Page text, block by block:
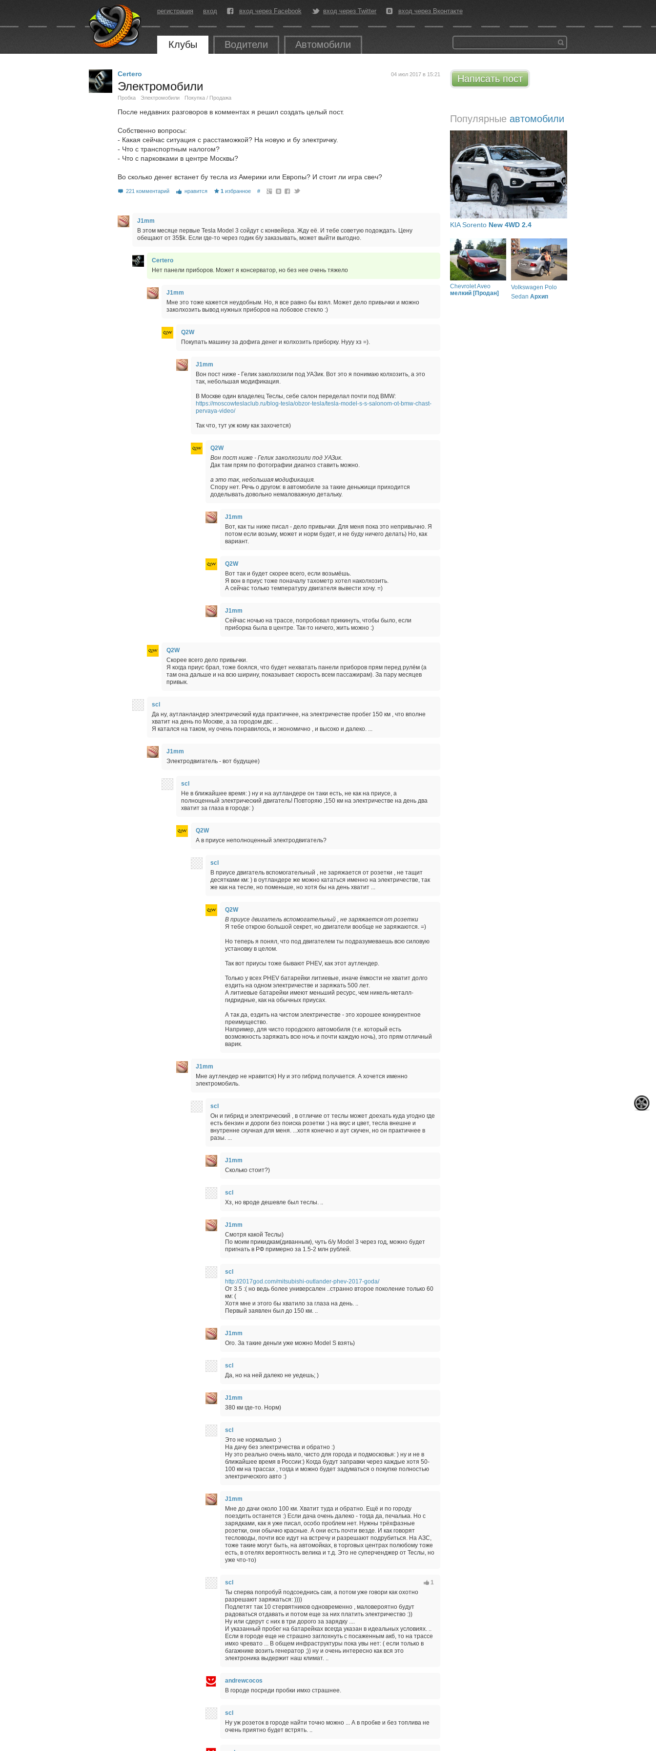
регистрация вход вход через Facebook вход через Twitter вход через Вконтакте
Клубы Водители Автомобили
Написать пост
Популярные автомобили
KIA Sorento New 4WD 2.4
Chevrolet Aveo
мелкий [Продан]
Volkswagen Polo
Sedan Архип
04 июл 2017 в 15:21
Certero
Электромобили
Пробка Электромобили Покупка / Продажа
После недавних разговоров в комментах я решил создать целый пост.
Собственно вопросы:
- Какая сейчас ситуация с расстаможкой? На новую и бу электричку.
- Что с транспортным налогом?
- Что с парковками в центре Москвы?
Во сколько денег встанет бу тесла из Америки или Европы? И стоит ли игра свеч?
221 комментарий нравится 1 избранное #
J1mm
В этом месяце первые Tesla Model 3 сойдут с конвейера. Жду её. И тебе советую подождать. Цену
обещают от 35$k. Если где-то через годик б/у заказывать, может выйти выгодно.
Certero
Нет панели приборов. Может я консерватор, но без нее очень тяжело
J1mm
Мне это тоже кажется неудобным. Но, я все равно бы взял. Может дело привычки и можно
заколхозить вывод нужных приборов на лобовое стекло :)
Q2W
Покупать машину за дофига денег и колхозить приборку. Нууу хз =).
J1mm
Вон пост ниже - Гелик заколхозили под УАЗик. Вот это я понимаю колхозить, а это
так, небольшая модификация.
В Москве один владелец Теслы, себе салон переделал почти под BMW:
https://moscowteslaclub.ru/blog-tesla/obzor-tesla/tesla-model-s-s-salonom-ot-bmw-chast-
pervaya-video/
Так что, тут уж кому как захочется)
Q2W
Вон пост ниже - Гелик заколхозили под УАЗик.
Дак там прям по фотографии диагноз ставить можно.
а это так, небольшая модификация.
Спору нет. Речь о другом: в автомобиле за такие деньжищи приходится
доделывать довольно немаловажную детальку.
J1mm
Вот, как ты ниже писал - дело привычки. Для меня пока это непривычно. Я
потом если возьму, может и норм будет, и не буду ничего делать) Но, как
вариант.
Q2W
Вот так и будет скорее всего, если возьмёшь.
Я вон в приус тоже поначалу тахометр хотел наколхозить.
А сейчас только температуру двигателя вывести хочу. =)
J1mm
Сейчас ночью на трассе, попробовал прикинуть, чтобы было, если
приборка была в центре. Так-то ничего, жить можно :)
Q2W
Скорее всего дело привычки.
Я когда приус брал, тоже боялся, что будет нехватать панели приборов прям перед рулём (а
там она дальше и на всю ширину, показывает скорость всем пассажирам). За пару месяцев
привык.
scl
Да ну, аутланландер электрический куда практичнее, на электричестве пробег 150 км , что вполне
хватит на день по Москве, а за городом двс. ..
Я катался на таком, ну очень понравилось, и экономично , и высоко и далеко. ...
J1mm
Электродвигатель - вот будущее)
scl
Не в ближайшее время: ) ну и на аутландере он таки есть, не как на приусе, а
полноценный электрический двигатель! Повторяю ,150 км на электричестве на день два
хватит за глаза в городе: )
Q2W
А в приусе неполноценный электродвигатель?
scl
В приусе двигатель вспомогательный , не заряжается от розетки , не тащит
десятками км: ) в оутландере же можно кататься именно на электричестве, так
же как на тесле, но поменьше, но хотя бы на день хватит ...
Q2W
В приусе двигатель вспомогательный , не заряжается от розетки
Я тебе открою большой секрет, но двигатели вообще не заряжаются. =)
Но теперь я понял, что под двигателем ты подразумеваешь всю силовую
установку в целом.
Так вот приусы тоже бывают PHEV, как этот аутлендер.
Только у всех PHEV батарейки литиевые, иначе ёмкости не хватит долго
ездить на одном электричестве и заряжать 500 лет.
А литиевые батарейки имеют меньший ресурс, чем никель-металл-
гидридные, как на обычных приусах.
А так да, ездить на чистом электричестве - это хорошее конкурентное
преимущество.
Например, для чисто городского автомобиля (т.е. который есть
возможность заряжать всю ночь и почти каждую ночь), это прям отличный
варик.
J1mm
Мне аутлендер не нравится) Ну и это гибрид получается. А хочется именно
электромобиль.
scl
Он и гибрид и электрический , в отличие от теслы может доехать куда угодно где
есть бензин и дороги без поиска розетки :) на вкус и цвет, тесла внешне и
внутренне скучная для меня. ...хотя конечно и аут скучен, но он практичнее в
разы. ...
J1mm
Сколько стоит?)
scl
Хз, но вроде дешевле был теслы. ..
J1mm
Смотря какой Теслы)
По моим прикидкам(диванным), чуть б/у Model 3 через год, можно будет
пригнать в РФ примерно за 1.5-2 млн рублей.
scl
http://2017god.com/mitsubishi-outlander-phev-2017-goda/
От 3.5 :( но ведь более универсален ..странно второе поколение только 60
км: (
Хотя мне и этого бы хватило за глаза на день. ..
Первый заявлен был до 150 км. ..
J1mm
Ого. За такие деньги уже можно Model S взять)
scl
Да, но на ней далеко не уедешь; )
J1mm
380 км где-то. Норм)
scl
Это не нормально :)
На дачу без электричества и обратно :)
Ну это реально очень мало, чисто для города и подмосковья: ) ну и не в
ближайшее время в России:) Когда будут заправки через каждые хотя 50-
100 км на трассах , тогда и можно будет задуматься о покупке полностью
электрического авто :)
J1mm
Мне до дачи около 100 км. Хватит туда и обратно. Ещё и по городу
поездить останется :) Если дача очень далеко - тогда да, печалька. Но с
зарядками, как я уже писал, особо проблем нет. Нужны трёхфазные
розетки, они обычно красные. А они есть почти везде. И как говорят
тесловоды, почти все идут на встречу и разрешают подрубиться. На АЗС,
тоже такие могут быть, на автомойках, в торговых центрах полюбому тоже
есть, в отелях вероятность велика и т.д. Это не суперченджер от Теслы, но
уже что-то)
1
scl
Ты сперва попробуй подсоеднись сам, а потом уже говори как охотно
разрешают заряжаться: ))))
Подлетят так 10 стервятников одновременно , маловероятно будут
радоваться отдавать и потом еще за них платить электричество :))
Ну или сдерут с них в три дорого за зарядку ....
И указанный пробег на батарейках всегда указан в идеальных условиях. ..
Если в городе еще не страшно заглохнуть с посаженным акб, то на трассе
имхо чревато ... В общем инфраструктуры пока увы нет: ( если только в
багажнике возить генератор ;)) ну и очень интересно как вся это
электроника выдержит наш климат. ..
andrewcocos
В городе посреди пробки имхо страшнее.
scl
Ну уж розеток в городе найти точно можно ... А в пробке и без топлива не
очень приятно будет встрять. ..